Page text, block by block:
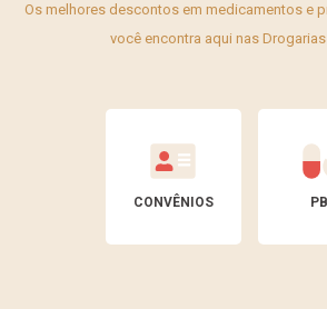
Os melhores descontos em medicamentos e
você encontra aqui nas
CONVÊNIOS